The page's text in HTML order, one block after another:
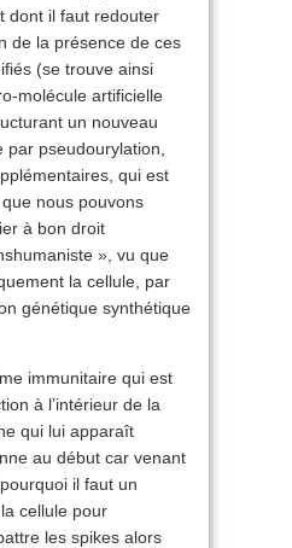
dont il faut redouter
de la présence de ces
(se trouve ainsi
molécule artificielle
un nouveau
pseudourylation,
qui est
nous pouvons
à bon droit
», vu que
la cellule, par
génétique synthétique
immunitaire qui est
à l’intérieur de la
qui lui apparaît
au début car venant
il faut un
cellule pour
les spikes alors